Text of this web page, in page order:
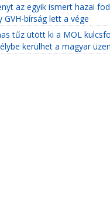
az egyik ismert hazai
bírság lett a vége
tűz ütött ki a MOL
kerülhet a magyar